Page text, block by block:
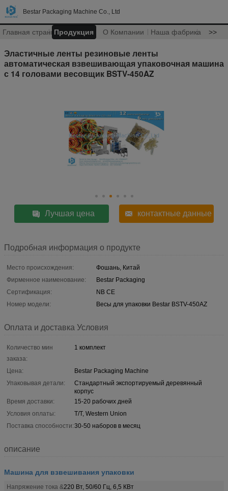
Bestar Packaging Machine Co., Ltd
Главная страницаПродукция О Компании Наша фабрика >>
Эластичные ленты резиновые ленты
автоматическая взвешивающая упаковочная машина
с 14 головами весовщик BSTV-450AZ
Лучшая цена контактные данные
Подробная информация о продукте
Место происхождения:
Фошань, Китай
Фирменное наименование:
Bestar Packaging
Сертификация:
NB CE
Номер модели:
Весы для упаковки Bestar BSTV-450AZ
Оплата и доставка Условия
Количество мин
заказа:
1 комплект
Цена:
Bestar Packaging Machine
Упаковывая детали:
Стандартный экспортируемый деревянный
корпус
Время доставки:
15-20 рабочих дней
Условия оплаты:
T/T, Western Union
Поставка способности:30-50 наборов в месяц
описание
Машина для взвешивания упаковки
Напряжение тока &220 Вт, 50/60 Гц, 6,5 КВт